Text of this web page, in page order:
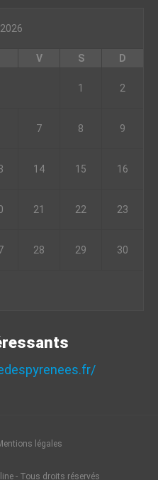
V S D
1 2
7 8 9
14 15 16
21 22 23
28 29 30
légales
- Tous droits réservés